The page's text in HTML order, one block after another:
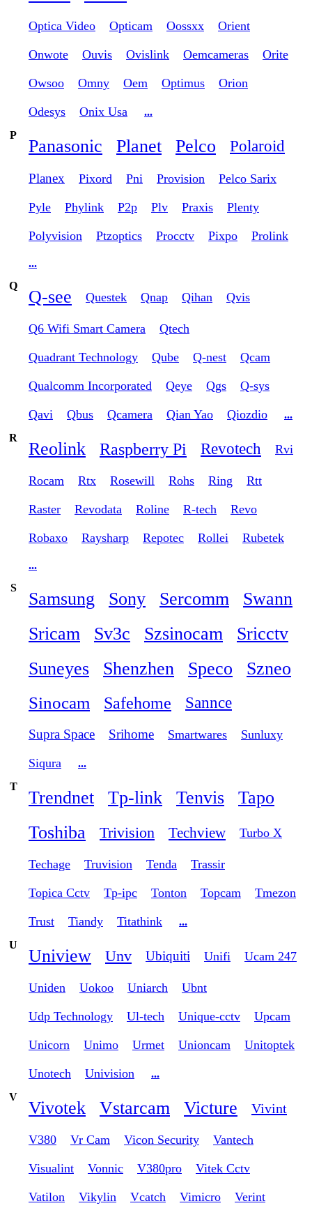
Optica Video Opticam Oossxx Orient
Onwote Ouvis Ovislink Oemcameras Orite
Owsoo Omny Oem Optimus Orion
Odesys Onix Usa
...
P
Panasonic Planet Pelco Polaroid
Planex Pixord Pni Provision Pelco Sarix
Pyle Phylink P2p Plv Praxis Plenty
Polyvision Ptzoptics Procctv Pixpo Prolink
...
Q
Q-see Questek Qnap Qihan Qvis
Q6 Wifi Smart Camera Qtech
Quadrant Technology Qube Q-nest Qcam
Qualcomm Incorporated Qeye Qgs Q-sys
Qavi Qbus Qcamera Qian Yao Qiozdio
...
R
Reolink Raspberry Pi Revotech Rvi
Rocam Rtx Rosewill Rohs Ring Rtt
Raster Revodata Roline R-tech Revo
Robaxo Raysharp Repotec Rollei Rubetek
...
S
Samsung Sony Sercomm
Swann
Sricam
Sv3c Szsinocam
Sricctv
Suneyes
Shenzhen Speco Szneo
Sinocam Safehome Sannce
Supra Space Srihome Smartwares Sunluxy
Siqura
...
T
Trendnet Tp-link Tenvis
Tapo
Toshiba
Trivision Techview Turbo X
Techage Truvision Tenda Trassir
Topica Cctv Tp-ipc Tonton Topcam Tmezon
Trust Tiandy Titathink
...
U
Uniview Unv Ubiquiti Unifi Ucam 247
Uniden Uokoo Uniarch Ubnt
Udp Technology Ul-tech Unique-cctv Upcam
Unicorn Unimo Urmet Unioncam Unitoptek
Unotech Univision
...
V
Vivotek Vstarcam Victure Vivint
V380 Vr Cam Vicon Security Vantech
Visualint Vonnic V380pro Vitek Cctv
Vatilon Vikylin Vcatch Vimicro Verint